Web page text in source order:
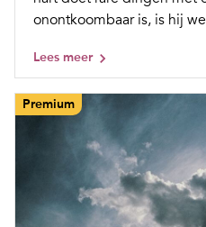
onontkoombaar is, is hij
Lees meer
Premium